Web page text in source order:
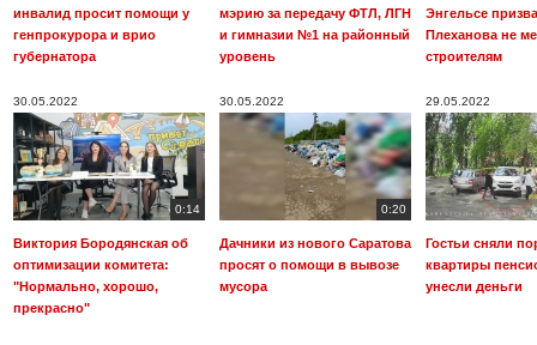
инвалид просит помощи у
генпрокурора и врио
губернатора
мэрию за передачу ФТЛ, ЛГН
и гимназии №1 на районный
уровень
Энгельсе
Плеханова не
строителям
30.05.2022
0:14
Виктория Бородянская об
оптимизации комитета:
"Нормально, хорошо,
прекрасно"
30.05.2022
0:20
Дачники из нового Саратова
просят о помощи в вывозе
мусора
29.05.2022
Гостьи сняли
квартиры
унесли деньги